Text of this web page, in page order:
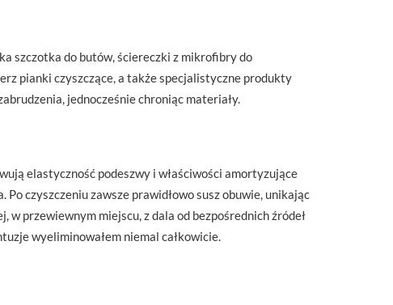
szczotka do butów, ściereczki z mikrofibry do
pianki czyszczące, a także specjalistyczne produkty
jednocześnie chroniąc materiały.
elastyczność podeszwy i właściwości amortyzujące
czyszczeniu zawsze prawidłowo susz obuwie, unikając
w przewiewnym miejscu, z dala od bezpośrednich źródeł
wyeliminowałem niemal całkowicie.